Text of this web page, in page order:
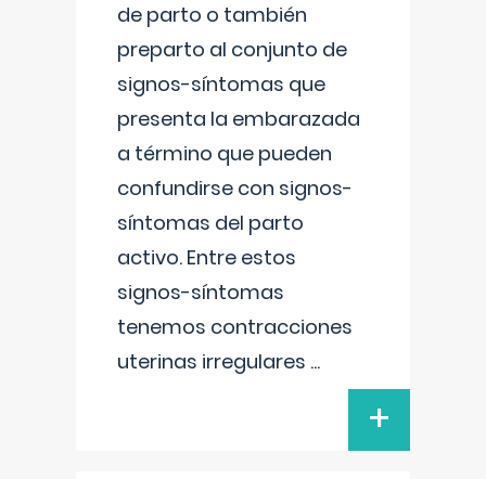
de parto o también
preparto al conjunto de
signos-síntomas que
presenta la embarazada
a término que pueden
confundirse con signos-
síntomas del parto
activo. Entre estos
signos-síntomas
tenemos contracciones
uterinas irregulares ...
+